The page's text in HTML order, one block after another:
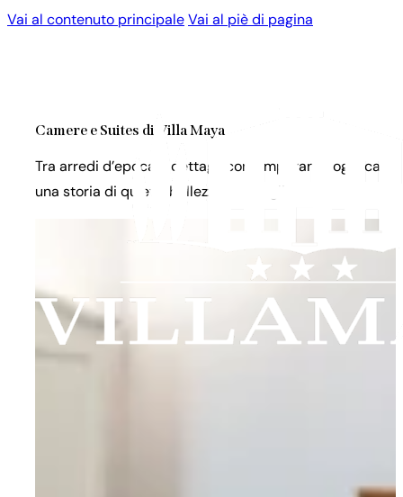
Vai al contenuto principaleVai al piè di pagina
Camere e Suites di Villa Maya
Tra arredi d’epoca e dettagli contemporanei, ogni
una storia di quiete, bellezza e accoglienza toscana.